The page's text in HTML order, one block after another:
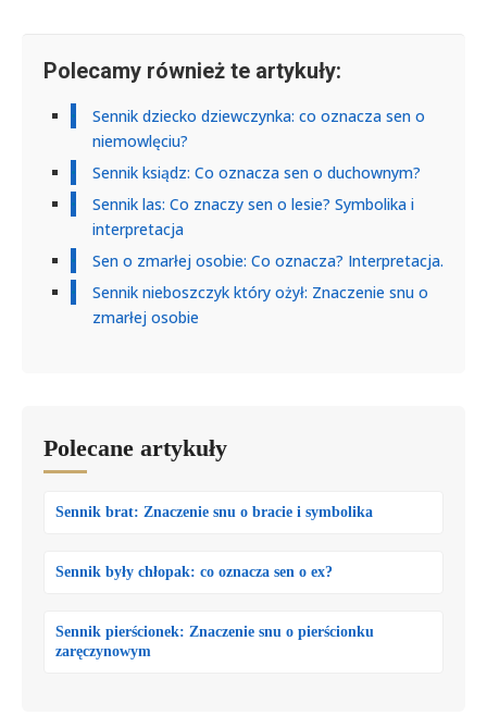
Polecamy również te artykuły:
Sennik dziecko dziewczynka: co oznacza sen o
niemowlęciu?
Sennik ksiądz: Co oznacza sen o duchownym?
Sennik las: Co znaczy sen o lesie? Symbolika i
interpretacja
Sen o zmarłej osobie: Co oznacza? Interpretacja.
Sennik nieboszczyk który ożył: Znaczenie snu o
zmarłej osobie
Polecane artykuły
Sennik brat: Znaczenie snu o bracie i symbolika
Sennik były chłopak: co oznacza sen o ex?
Sennik pierścionek: Znaczenie snu o pierścionku
zaręczynowym